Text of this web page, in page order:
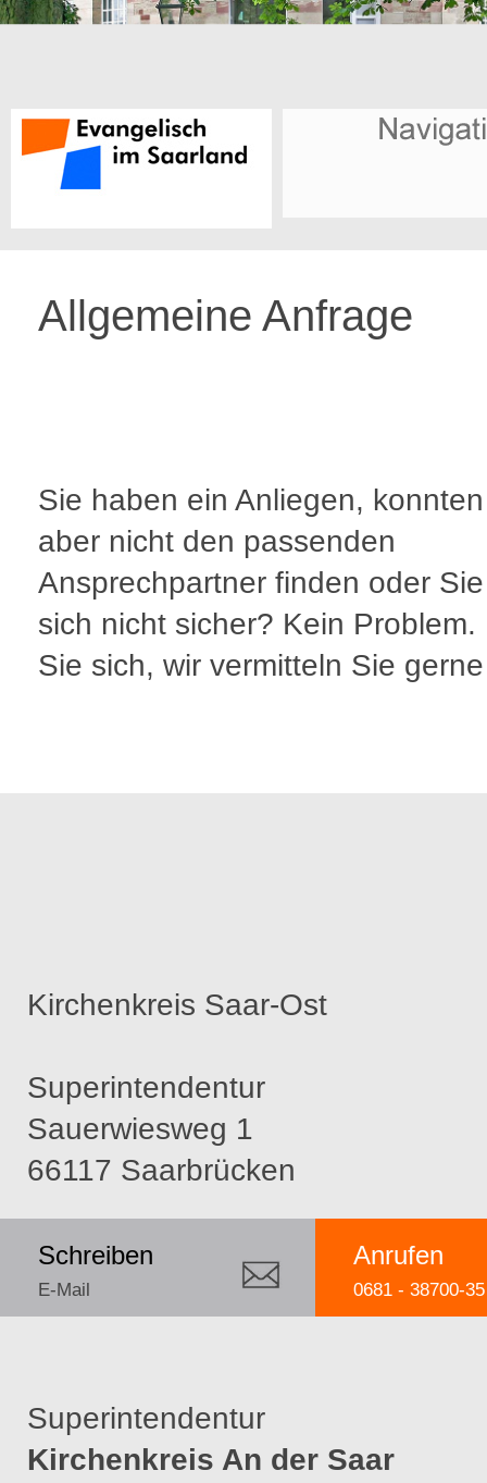
Allgemeine Anfrage
Sie haben ein Anliegen,
aber nicht den passenden
Ansprechpartner finden oder
sich nicht sicher? Kein Problem.
Sie sich, wir vermitteln Sie
Kirchenkreis Saar-Ost
Superintendentur
Sauerwiesweg 1
66117 Saarbrücken
Anrufen
0681 - 38700-35
Schreiben
E-Mail
Superintendentur
Kirchenkreis An der Saar